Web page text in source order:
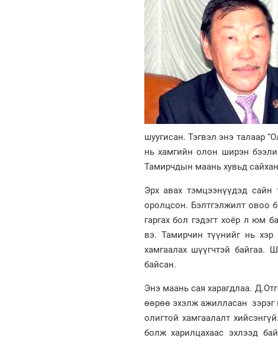
шуугисан. Тэгвэл энэ талаар
нь хамгийн олон ширэн
Тамирчдын маань хувьд
Эрх авах тэмцээнүүдэд
оролцсон. Бэлтгэлжилт овоо
гаргах бол гэдэгт хоёр л юм
вэ. Тамирчин түүнийг нь хэр
хамгаалах шүүгчтэй
байсан.
Энэ маань сая харагдлаа.
өөрөө эхэлж ажилласан зэрэг
олигтой хамгаалалт
болж харилцахаас эхлээд